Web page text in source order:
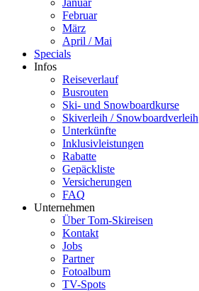
Januar
Februar
März
April / Mai
Specials
Infos
Reiseverlauf
Busrouten
Ski- und Snowboardkurse
Skiverleih / Snowboardverleih
Unterkünfte
Inklusivleistungen
Rabatte
Gepäckliste
Versicherungen
FAQ
Unternehmen
Über Tom-Skireisen
Kontakt
Jobs
Partner
Fotoalbum
TV-Spots